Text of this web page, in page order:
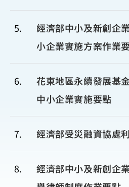
5
經濟部中小及新創企
小企業實施方案作業
6
花東地區永續發展基
中小企業實施要點
7 經濟部受災融資協處
8
經濟部中小及新創企